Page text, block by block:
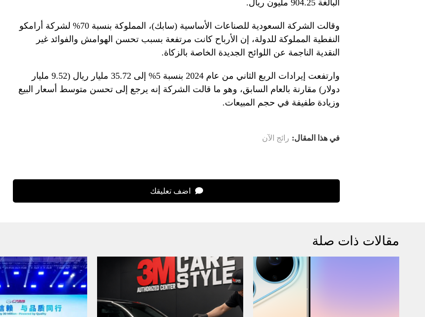
البالغة 904.25 مليون ريال.
وقالت الشركة السعودية للصناعات الأساسية (سابك)، المملوكة بنسبة 70% لشركة أرامكو
النفطية المملوكة للدولة، إن الأرباح كانت مرتفعة بسبب تحسن الهوامش والفوائد غير
النقدية الناجمة عن اللوائح الجديدة الخاصة بالزكاة.
وارتفعت إيرادات الربع الثاني من عام 2024 بنسبة 5% إلى 35.72 مليار ريال (9.52 مليار
دولار) مقارنة بالعام السابق، وهو ما قالت الشركة إنه يرجع إلى تحسن متوسط ​​أسعار البيع
وزيادة طفيفة في حجم المبيعات.
في هذا المقال: رائج الآن
اضف تعليقك
مقالات ذات صلة